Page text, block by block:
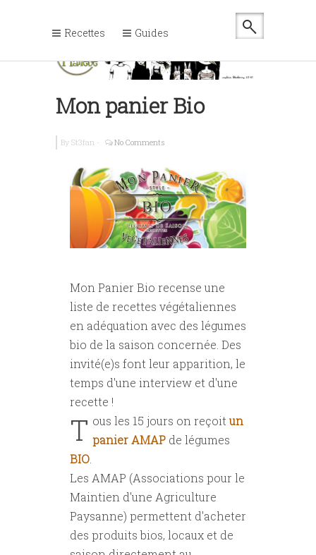
Recettes Guides
Mon panier Bio
By St3fan - No Comments
Mon Panier Bio recense une
liste de recettes végétaliennes
en adéquation avec des légumes
bio de la saison concernée. Des
invité(e)s font leur apparition, le
temps d'une interview et d'une
recette !
T ous les 15 jours on reçoitun
panier AMAP de légumes
BIO.
Les AMAP (Associations pour le
Maintien d'une Agriculture
Paysanne) permettent d'acheter
des produits bios, locaux et de